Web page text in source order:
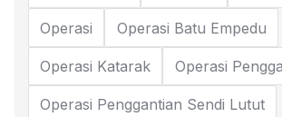
Operasi Operasi Batu Empedu
Operasi Katarak Operasi
Operasi Penggantian Sendi Lutut